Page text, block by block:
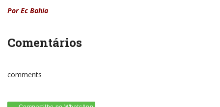
Por Ec Bahia
Comentários
comments